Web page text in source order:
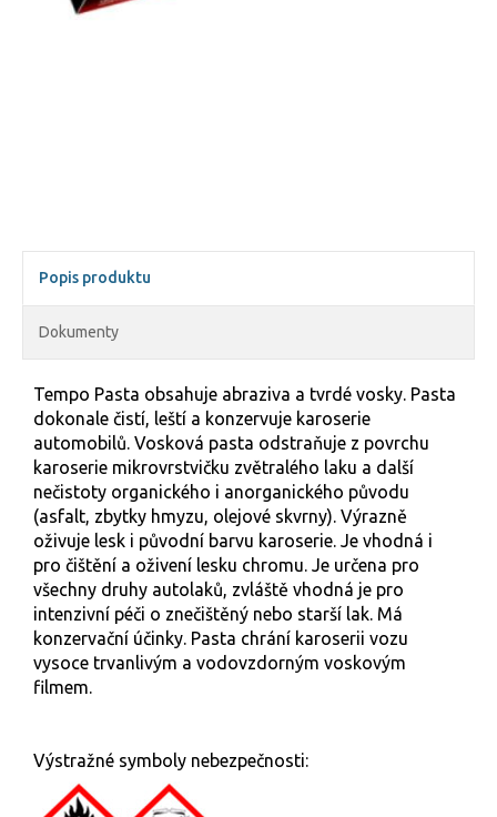
Popis produktu
Dokumenty
Tempo Pasta obsahuje abraziva a tvrdé vosky. Pasta
dokonale čistí, leští a konzervuje karoserie
automobilů. Vosková pasta odstraňuje z povrchu
karoserie mikrovrstvičku zvětralého laku a další
nečistoty organického i anorganického původu
(asfalt, zbytky hmyzu, olejové skvrny). Výrazně
oživuje lesk i původní barvu karoserie. Je vhodná i
pro čištění a oživení lesku chromu. Je určena pro
všechny druhy autolaků, zvláště vhodná je pro
intenzivní péči o znečištěný nebo starší lak. Má
konzervační účinky. Pasta chrání karoserii vozu
vysoce trvanlivým a vodovzdorným voskovým
filmem.
Výstražné symboly nebezpečnosti: